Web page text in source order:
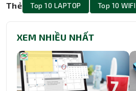
Thẻ Top 10 LAPTOP Top 10 WIFI
XEM NHIỀU NHẤT